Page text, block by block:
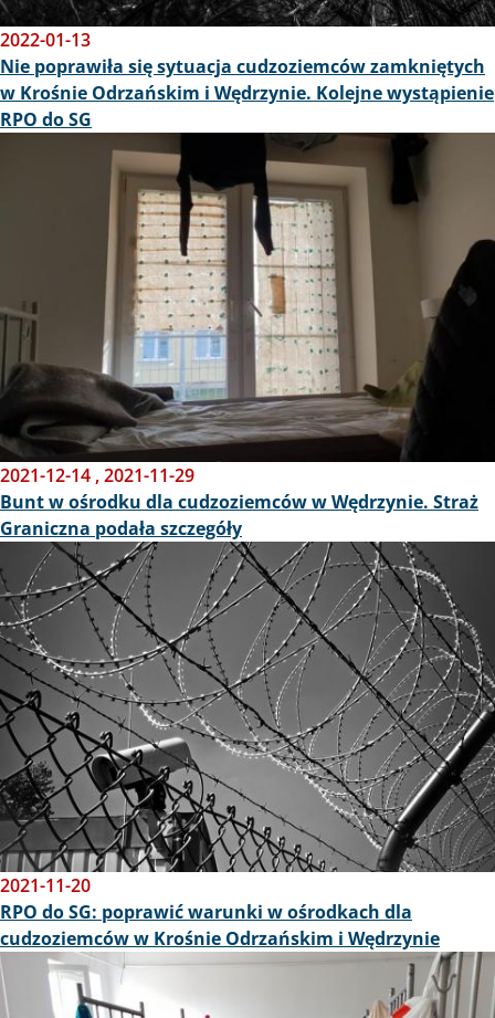
2022-01-13
Nie poprawiła się sytuacja cudzoziemców zamkniętych
w Krośnie Odrzańskim i Wędrzynie. Kolejne wystąpienie
RPO do SG
2021-12-14 ,2021-11-29
Bunt w ośrodku dla cudzoziemców w Wędrzynie. ​​​​Straż
Graniczna podała szczegóły
Obraz
2021-11-20
RPO do SG: poprawić warunki w ośrodkach dla
cudzoziemców w Krośnie Odrzańskim i Wędrzynie
Obraz